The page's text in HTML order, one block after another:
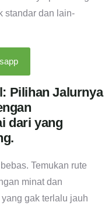
standar dan lain-
Pilihan Jalurnya
dari yang
Temukan rute
minat dan
gak terlalu jauh